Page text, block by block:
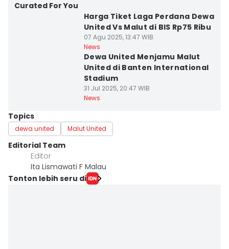
Curated For You
Harga Tiket Laga Perdana Dewa
United Vs Malut di BIS Rp75 Ribu
07 Agu 2025, 13:47 WIB
News
Dewa United Menjamu Malut
United di Banten International
Stadium
31 Jul 2025, 20:47 WIB
News
Topics
dewa united Malut United
Editorial Team
Editor
Ita Lismawati F Malau
Tonton lebih seru di